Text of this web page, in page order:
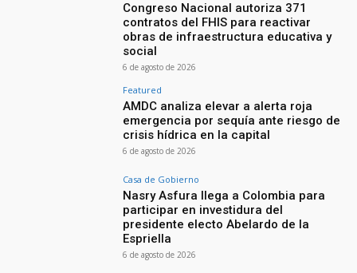
Congreso Nacional autoriza 371
contratos del FHIS para reactivar
obras de infraestructura educativa y
social
6 de agosto de 2026
Featured
AMDC analiza elevar a alerta roja
emergencia por sequía ante riesgo de
crisis hídrica en la capital
6 de agosto de 2026
Casa de Gobierno
Nasry Asfura llega a Colombia para
participar en investidura del
presidente electo Abelardo de la
Espriella
6 de agosto de 2026